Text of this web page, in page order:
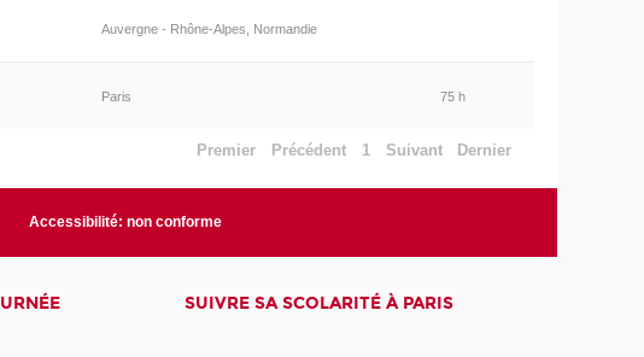
Auvergne - Rhône-Alpes, Normandie
Paris 75 h
Premier Précédent 1 Suivant Dernier
Accessibilité: non conforme
SUIVRE SA SCOLARITÉ À PARIS